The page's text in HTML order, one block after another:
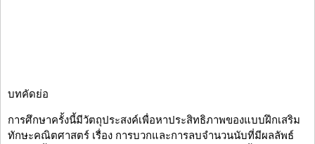
บทคัดย่อ
การศึกษาครั้งนี้มีวัตถุประสงค์เพื่อหาประสิทธิภาพของแบบฝึกเสริม
ทักษะคณิตศาสตร์ เรื่อง การบวกและการลบจำนวนนับที่มีผลลัพธ์